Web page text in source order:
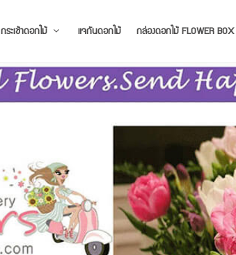
กระเช้าดอกไม้ แจกันดอกไม้ กล่องดอกไม้ FLOWER BOX